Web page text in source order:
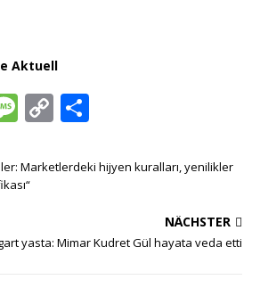
Aktuell
M
ss
a
e
C
p
n
le
Marketlerdeki hijyen kuralları, yenilikler
NÄCHSTER
yasta: Mimar Kudret Gül hayata veda etti